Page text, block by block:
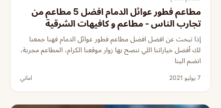
مطاعم فطور عوائل الدمام افضل 5 مطاعم من
تجارب الناس - مطاعم و كافيهات الشرقية
إذا تبحث عن افضل افضل مطاعم فطور عوائل الدمام فهنا جمعنا
لك أفضل خياراتنا اللي ننصح بها زوار موقعنا الكرام، المطاعم مجربة،
انضم الينا
7 يوليو 2021 اماني